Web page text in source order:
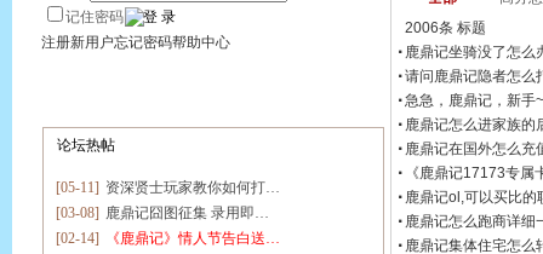
记住密码
注册新用户忘记密码帮助中心
论坛热帖
[05-11] 资深贤士玩家教你如何打…
[03-08] 鹿鼎记囧图征集 录用即…
[02-14]
《鹿鼎记》情人节告白送…